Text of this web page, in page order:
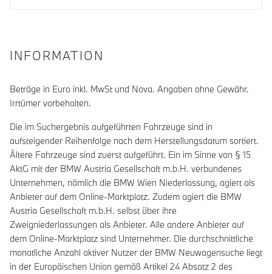
INFORMATION
Beträge in Euro inkl. MwSt und Nova. Angaben ohne Gewähr.
Irrtümer vorbehalten.
Die im Suchergebnis aufgeführten Fahrzeuge sind in
aufsteigender Reihenfolge nach dem Herstellungsdatum sortiert.
Ältere Fahrzeuge sind zuerst aufgeführt. Ein im Sinne von § 15
AktG mit der BMW Austria Gesellschaft m.b.H. verbundenes
Unternehmen, nämlich die BMW Wien Niederlassung, agiert als
Anbieter auf dem Online-Marktplatz. Zudem agiert die BMW
Austria Gesellschaft m.b.H. selbst über ihre
Zweigniederlassungen als Anbieter. Alle andere Anbieter auf
dem Online-Marktplatz sind Unternehmer. Die durchschnittliche
monatliche Anzahl aktiver Nutzer der BMW Neuwagensuche liegt
in der Europäischen Union gemäß Artikel 24 Absatz 2 des